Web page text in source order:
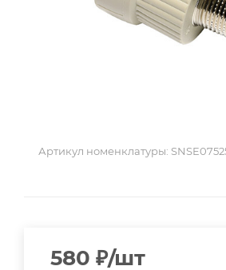
Артикул номенклатуры:
580 ₽/шт